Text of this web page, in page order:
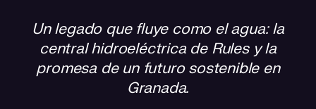
Un legado que fluye como el agua: la
central hidroeléctrica de Rules y la
promesa de un futuro sostenible en
Granada.